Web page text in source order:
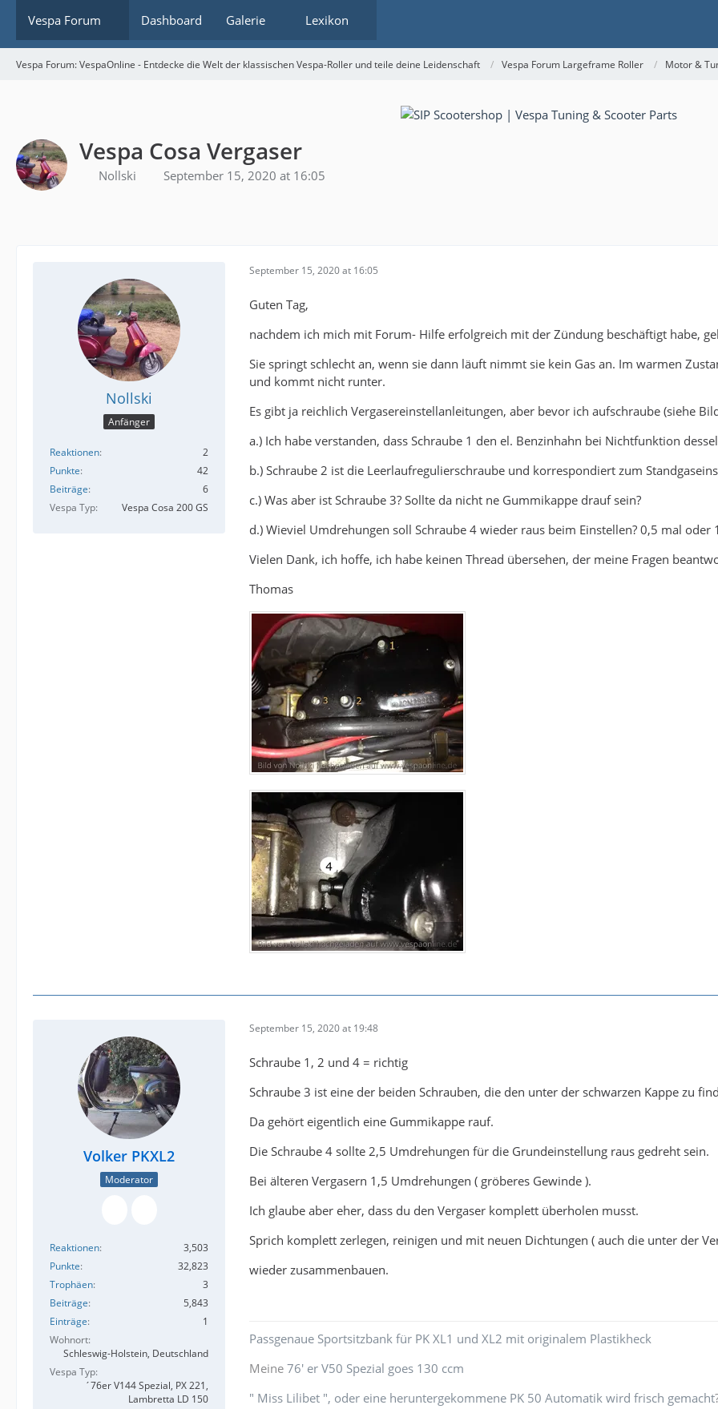
Vespa Forum Dashboard Galerie Lexikon
Vespa Forum: VespaOnline - Entdecke die Welt der klassischen Vespa-Roller und teile deine Leidenschaft Vespa Forum Largeframe Roller Motor &
Vespa Cosa Vergaser
Nollski September 15, 2020 at 16:05
Nollski
Anfänger
Reaktionen
2
Punkte
42
Beiträge
6
Vespa Typ
Vespa Cosa 200 GS
September 15, 2020 at 16:05
Guten Tag,
nachdem ich mich mit Forum- Hilfe erfolgreich mit der Zündung beschäftigt habe,
Sie springt schlecht an, wenn sie dann läuft nimmt sie kein Gas an. Im warmen
und kommt nicht runter.
Es gibt ja reichlich Vergasereinstellanleitungen, aber bevor ich aufschraube (siehe
a.) Ich habe verstanden, dass Schraube 1 den el. Benzinhahn bei Nichtfunktion
b.) Schraube 2 ist die Leerlaufregulierschraube und korrespondiert zum
c.) Was aber ist Schraube 3? Sollte da nicht ne Gummikappe drauf sein?
d.) Wieviel Umdrehungen soll Schraube 4 wieder raus beim Einstellen? 0,5 mal oder
Vielen Dank, ich hoffe, ich habe keinen Thread übersehen, der meine Fragen
Thomas
Volker PKXL2
Moderator
Reaktionen
3,503
Punkte
32,823
Trophäen
3
Beiträge
5,843
Einträge
1
Wohnort
Schleswig-Holstein, Deutschland
Vespa Typ
´76er V144 Spezial, PX 221,
Lambretta LD 150
September 15, 2020 at 19:48
Schraube 1, 2 und 4 = richtig
Schraube 3 ist eine der beiden Schrauben, die den unter der schwarzen Kappe zu
Da gehört eigentlich eine Gummikappe rauf.
Die Schraube 4 sollte 2,5 Umdrehungen für die Grundeinstellung raus gedreht sein.
Bei älteren Vergasern 1,5 Umdrehungen ( gröberes Gewinde ).
Ich glaube aber eher, dass du den Vergaser komplett überholen musst.
Sprich komplett zerlegen, reinigen und mit neuen Dichtungen ( auch die unter der
wieder zusammenbauen.
Passgenaue Sportsitzbank für PK XL1 und XL2 mit originalem Plastikheck
Meine 76' er V50 Spezial goes 130 ccm
" Miss Lilibet ", oder eine heruntergekommene PK 50 Automatik wird frisch gemacht